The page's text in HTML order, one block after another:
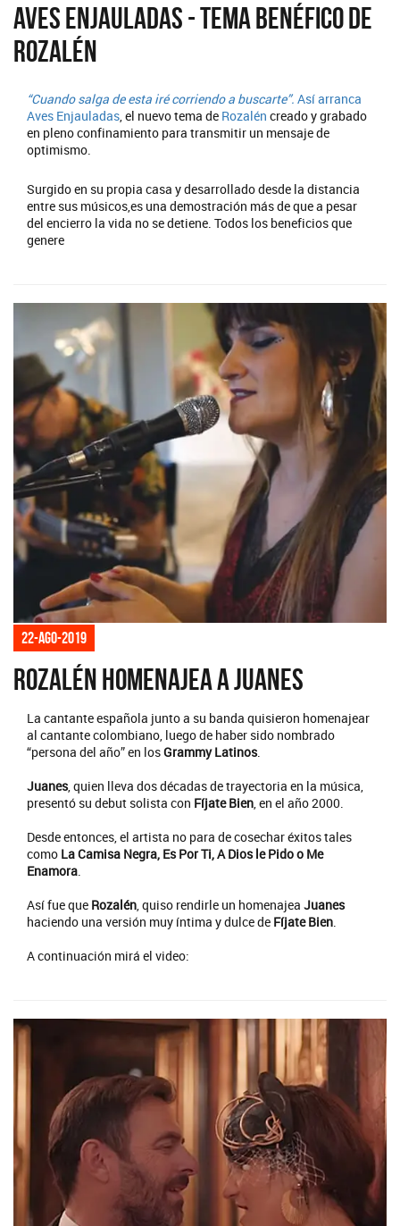
Aves Enjauladas - Tema Benéfico de
Rozalén
“Cuando salga de esta iré corriendo a buscarte”. Así arranca
Aves Enjauladas, el nuevo tema de Rozalén creado y grabado
en pleno confinamiento para transmitir un mensaje de
optimismo.
Surgido en su propia casa y desarrollado desde la distancia
entre sus músicos,es una demostración más de que a pesar
del encierro la vida no se detiene. Todos los beneficios que
genere
22-ago-2019
Rozalén homenajea a Juanes
La cantante española junto a su banda quisieron homenajear
al cantante colombiano, luego de haber sido nombrado
“persona del año” en losGrammy Latinos.
Juanes, quien lleva dos décadas de trayectoria en la música,
presentó su debut solista con Fíjate Bien , en el año 2000.
Desde entonces, el artista no para de cosechar éxitos tales
como La Camisa Negra, Es Por Ti, A Dios le Pido o Me
Enamora
Así fue que Rozalén , quiso rendirle un homenajea Juanes
haciendo una versión muy íntima y dulce de Fíjate Bien
A continuación mirá el video: